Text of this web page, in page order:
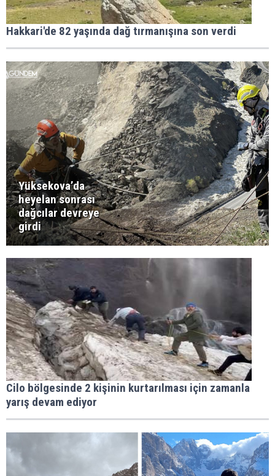
Hakkari'de 82 yaşında dağ tırmanışına son verdi
Yüksekova’da
heyelan sonrası
dağcılar devreye
girdi
Cilo bölgesinde 2 kişinin kurtarılması için zamanla
yarış devam ediyor